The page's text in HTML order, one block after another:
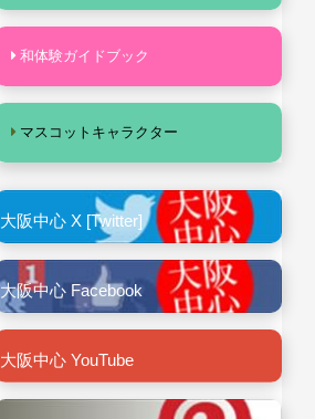
和体験ガイドブック
マスコットキャラクター
大阪中心 X [Twitter]
大阪中心 Facebook
大阪中心 YouTube